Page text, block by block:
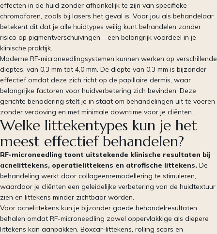
effecten in de huid zonder afhankelijk te zijn van specifieke
chromoforen, zoals bij lasers het geval is. Voor jou als behandelaar
betekent dit dat je alle huidtypes veilig kunt behandelen zonder
risico op pigmentverschuivingen – een belangrijk voordeel in je
klinische praktijk.
Moderne RF-microneedlingsystemen kunnen werken op verschillende
dieptes, van 0,3 mm tot 4,0 mm. De diepte van 0,3 mm is bijzonder
effectief omdat deze zich richt op de papillaire dermis, waar
belangrijke factoren voor huidverbetering zich bevinden. Deze
gerichte benadering stelt je in staat om behandelingen uit te voeren
zonder verdoving en met minimale downtime voor je cliënten.
Welke littekentypes kun je het
meest effectief behandelen?
RF-microneedling toont uitstekende klinische resultaten bij
acnelittekens, operatielittekens en atrofische littekens. De
behandeling werkt door collageenremodellering te stimuleren,
waardoor je cliënten een geleidelijke verbetering van de huidtextuur
zien en littekens minder zichtbaar worden.
Voor acnelittekens kun je bijzonder goede behandelresultaten
behalen omdat RF-microneedling zowel oppervlakkige als diepere
littekens kan aanpakken. Boxcar-littekens, rolling scars en